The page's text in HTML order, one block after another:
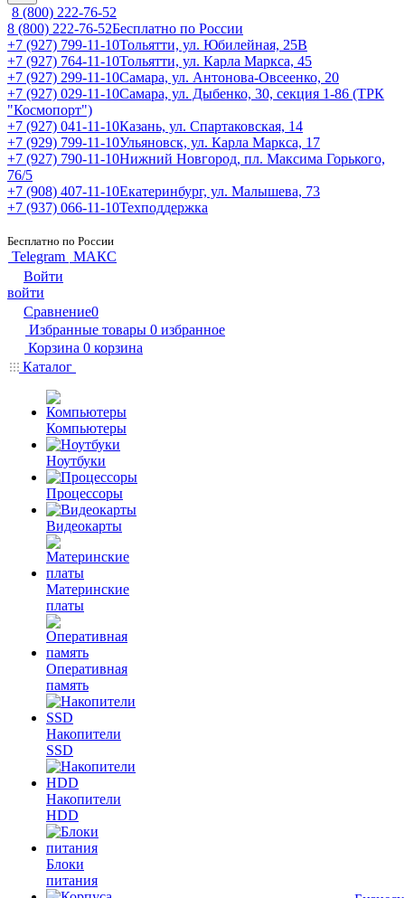
8 (800) 222-76-52
8 (800) 222-76-52Бесплатно по России
+7 (927) 799-11-10Тольятти, ул. Юбилейная, 25В
+7 (927) 764-11-10Тольятти, ул. Карла Маркса, 45
+7 (927) 299-11-10Самара, ул. Антонова-Овсеенко, 20
+7 (927) 029-11-10Самара, ул. Дыбенко, 30, секция 1-86 (ТРК
"Космопорт")
+7 (927) 041-11-10Казань, ул. Спартаковская, 14
+7 (929) 799-11-10Ульяновск, ул. Карла Маркса, 17
+7 (927) 790-11-10Нижний Новгород, пл. Максима Горького,
76/5
+7 (908) 407-11-10Екатеринбург, ул. Малышева, 73
+7 (937) 066-11-10Техподдержка
Бесплатно по России
Telegram МАКС
Войти
войти
Сравнение0
Избранные товары 0 избранное
Корзина 0 корзина
Каталог
Компьютеры
Ноутбуки
Процессоры
Видеокарты
Материнские
платы
Оперативная
память
Накопители
SSD
Накопители
HDD
Блоки
питания